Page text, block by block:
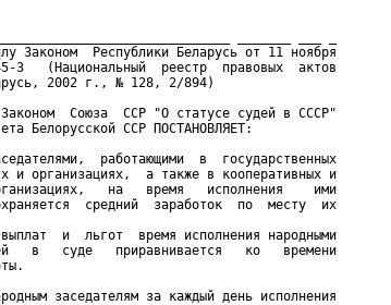
Законом  Республики Беларусь от 11 ноября
З   (Национальный  реестр  правовых  актов
2002 г., № 128, 2/894)
Союза  ССР "О статусе судей в СССР"
Белорусской ССР ПОСТАНОВЛЯЕТ:
работающими  в  государственных
и организациях,  а также в кооперативных и
на   время   исполнения    ими
средний  заработок  по  месту  их
и  льгот  время исполнения народными
в   суде   приравнивается   ко   времени
заседателям за каждый день исполнения